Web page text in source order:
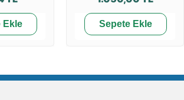
Ekle Sepete Ekle